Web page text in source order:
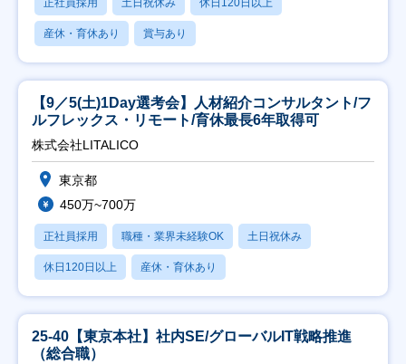
正社員採用 土日祝休み 休日120日以上
産休・育休あり 賞与あり
【9／5(土)1Day選考会】人材紹介コンサルタント/フ
ルフレックス・リモート/育休最長6年取得可
株式会社LITALICO
東京都
450万~700万
正社員採用 職種・業界未経験OK 土日祝休み
休日120日以上 産休・育休あり
25-40【東京本社】社内SE/グローバルIT戦略推進
（総合職）